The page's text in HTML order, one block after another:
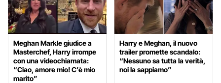
Meghan Markle giudice a
Masterchef, Harry irrompe
con una videochiamata:
“Ciao, amore mio! C’è mio
marito”
Harry e Meghan, il nuovo
trailer promette scandalo:
“Nessuno sa tutta la verità,
noi la sappiamo”